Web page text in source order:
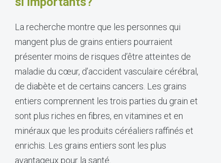
La recherche montre que les personnes qui
mangent plus de grains entiers pourraient
présenter moins de risques d’être atteintes de
maladie du cœur, d’accident vasculaire cérébral,
de diabète et de certains cancers. Les grains
entiers comprennent les trois parties du grain et
sont plus riches en fibres, en vitamines et en
minéraux que les produits céréaliers raffinés et
enrichis. Les grains entiers sont les plus
avantageux pour la santé.